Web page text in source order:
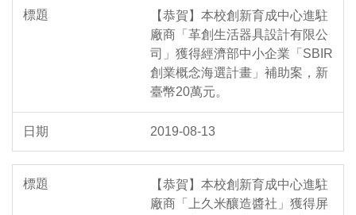
【恭賀】本校創新育成中心進駐
廠商「革創生活器具設計有限公
司」獲得經濟部中小企業「SBIR
創業概念海選計畫」補助案，新
臺幣20萬元。
2019-08-13
【恭賀】本校創新育成中心進駐
廠商「上久米釀造醬社」獲得屏